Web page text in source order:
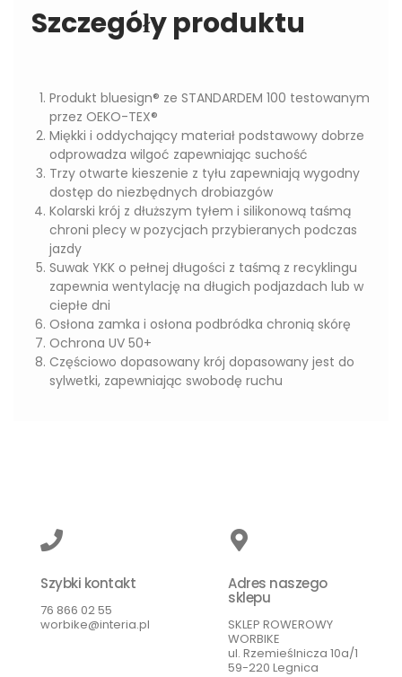
Szczegóły produktu
Produkt bluesign® ze STANDARDEM 100 testowanym
przez OEKO-TEX®
Miękki i oddychający materiał podstawowy dobrze
odprowadza wilgoć zapewniając suchość
Trzy otwarte kieszenie z tyłu zapewniają wygodny
dostęp do niezbędnych drobiazgów
Kolarski krój z dłuższym tyłem i silikonową taśmą
chroni plecy w pozycjach przybieranych podczas
jazdy
Suwak YKK o pełnej długości z taśmą z recyklingu
zapewnia wentylację na długich podjazdach lub w
ciepłe dni
Osłona zamka i osłona podbródka chronią skórę
Ochrona UV 50+
Częściowo dopasowany krój dopasowany jest do
sylwetki, zapewniając swobodę ruchu
Szybki kontakt
76 866 02 55
worbike@interia.pl
Adres naszego
sklepu
SKLEP ROWEROWY
WORBIKE
ul. Rzemieślnicza 10a/1
59-220 Legnica